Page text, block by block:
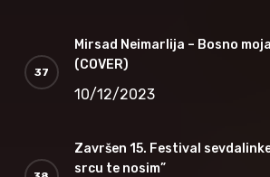
Mirsad Neimarlija – Bosno
(COVER)
10/12/2023
Završen 15. Festival
srcu te nosim”